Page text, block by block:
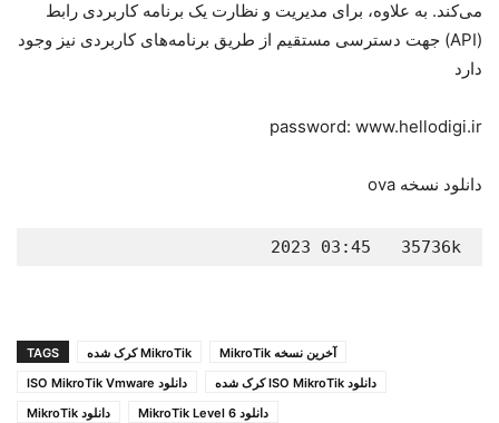
می‌کند. به علاوه، برای مدیریت و نظارت یک برنامه کاربردی رابط
(API) جهت دسترسی مستقیم از طریق برنامه‌های کاربردی نیز وجود
دارد
password: www.hellodigi.ir
دانلود نسخه ova
2023 03:45   35736k
TAGS MikroTik کرک شده
آخرین نسخه MikroTik
دانلود ISO MikroTik Vmware
دانلود ISO MikroTik کرک شده
دانلود MikroTik
دانلود MikroTik Level 6